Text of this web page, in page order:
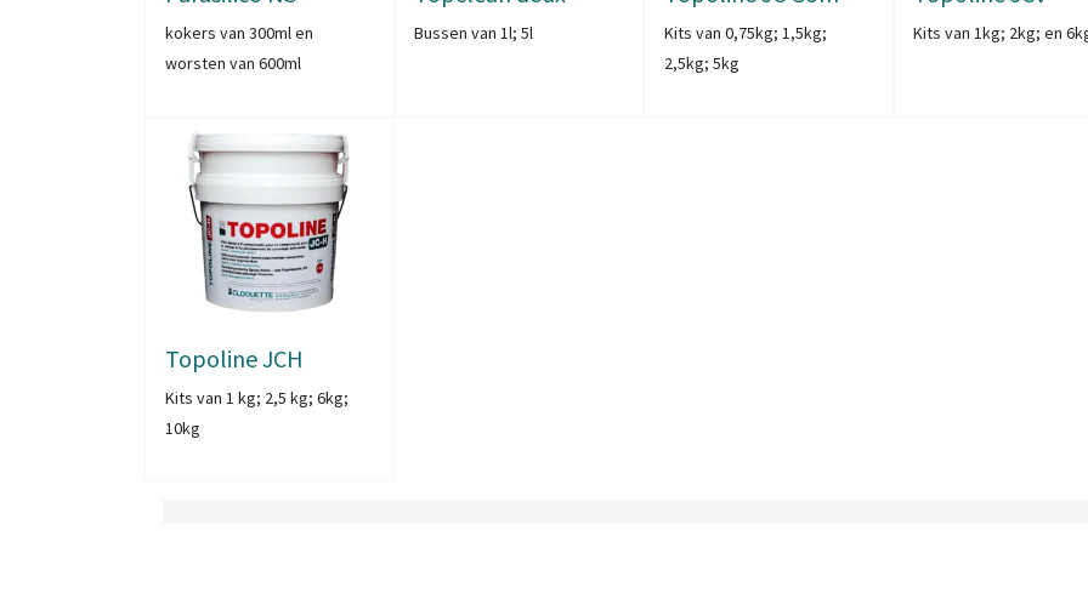
kokers van 300ml en
worsten van 600ml
Bussen van 1l; 5l
Kits van 0,75kg; 1,5kg;
2,5kg; 5kg
Kits van 1kg; 2kg; en
Topoline JCH
Kits van 1 kg; 2,5 kg; 6kg;
10kg